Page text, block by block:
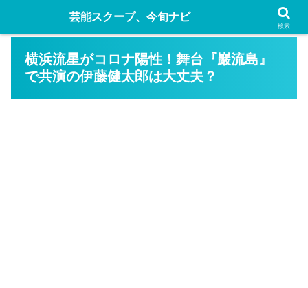
横浜流星がコロナ陽性！舞台『巖流島』
で共演の伊藤健太郎は大丈夫？
芸能スクープ、今旬ナビ
検索